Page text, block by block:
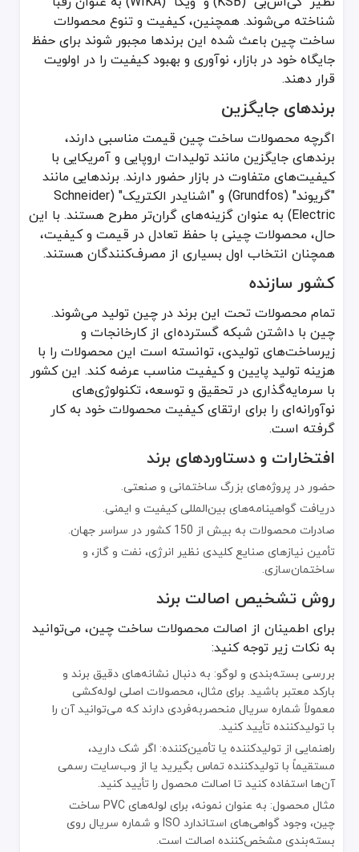
شناخته می‌شوند. همچنین، کیفیت و تنوع محصولات
ساخت چین باعث شده این برندها مجبور شوند برای حفظ
جایگاه خود در بازار، نوآوری و بهبود کیفیت را در اولویت
قرار دهند.
برندهای جایگزین
اگرچه محصولات ساخت چین قیمت مناسبی دارند،
برندهای جایگزین مانند تولیدات اروپایی و آمریکایی با
کیفیت‌های متفاوت در بازار حضور دارند. برندهایی مانند
"گریوند" (Grundfos) و "اشنايدر الکتریک" (Schneider
Electric) به عنوان گزینه‌های گران‌تر مطرح هستند. با این
حال، محصولات چینی با حفظ تعادل در قیمت و کیفیت،
همچنان انتخاب اول بسیاری از مصرف‌کنندگان هستند.
کشور سازنده
تمام محصولات تحت این برند در چین تولید می‌شوند.
چین با داشتن شبکه گسترده‌ای از کارخانجات و
زیرساخت‌های تولیدی، توانسته است این محصولات را با
هزینه تولید پایین و کیفیت مناسب عرضه کند. این کشور
با سرمایه‌گذاری در تحقیق و توسعه، تکنولوژی‌های
نوآورانه‌ای را برای ارتقای کیفیت محصولات خود به کار
گرفته است.
افتخارات و دستاوردهای برند
حضور در پروژه‌های بزرگ ساختمانی و صنعتی.
دریافت گواهینامه‌های بین‌المللی کیفیت و ایمنی.
صادرات محصولات به بیش از 150 کشور در سراسر جهان.
تأمین نیازهای صنایع کلیدی نظیر انرژی، نفت و گاز، و
ساختمان‌سازی.
روش تشخیص اصالت برند
برای اطمینان از اصالت محصولات ساخت چین، می‌توانید
به نکات زیر توجه کنید:
بررسی بسته‌بندی و لوگو: به دنبال نشانه‌های دقیق برند و
بارکد معتبر باشید. برای مثال، محصولات اصلی لوله‌کشی
معمولاً شماره سریال منحصربه‌فردی دارند که می‌توانید آن را
با تولیدکننده تأیید کنید.
راهنمایی از تولیدکننده یا تأمین‌کننده: اگر شک دارید،
مستقیماً با تولیدکننده تماس بگیرید یا از وب‌سایت رسمی
آن‌ها استفاده کنید تا اصالت محصول را تأیید کنید.
مثال محصول: به عنوان نمونه، برای لوله‌های PVC ساخت
چین، وجود گواهی‌های استاندارد ISO و شماره سریال روی
بسته‌بندی مشخص‌کننده اصالت است.